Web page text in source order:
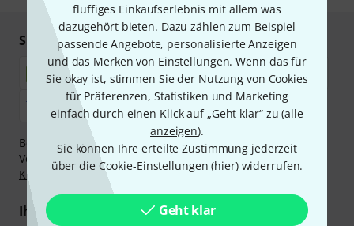
fluffiges Einkaufserlebnis mit allem was
dazugehört bieten. Dazu zählen zum Beispiel
passende Angebote, personalisierte Anzeigen
und das Merken von Einstellungen. Wenn das für
Sie okay ist, stimmen Sie der Nutzung von Cookies
für Präferenzen, Statistiken und Marketing
einfach durch einen Klick auf „Geht klar“ zu (alle
anzeigen).
Sie können Ihre erteilte Zustimmung jederzeit
über die Cookie-Einstellungen (hier) widerrufen.
Geht klar
Sicher einkaufen & bezahlen
Bezahlen Sie vertraulich und sicher per Nachnahme,
Vorkasse, PayPal, Amazon Pay,
Klarna Sofort bezahlen
Klarna Ratenzahlungoder Kreditkarte.
Ihre Vorteile